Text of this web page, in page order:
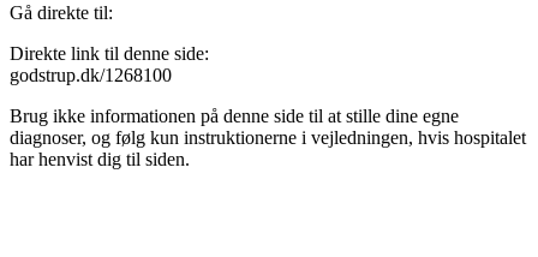
Gå direkte til:
Direkte link til denne side:
godstrup.dk/1268100
Brug ikke informationen på denne side til at stille dine egne
diagnoser, og følg kun instruktionerne i vejledningen, hvis hospitalet
har henvist dig til siden.